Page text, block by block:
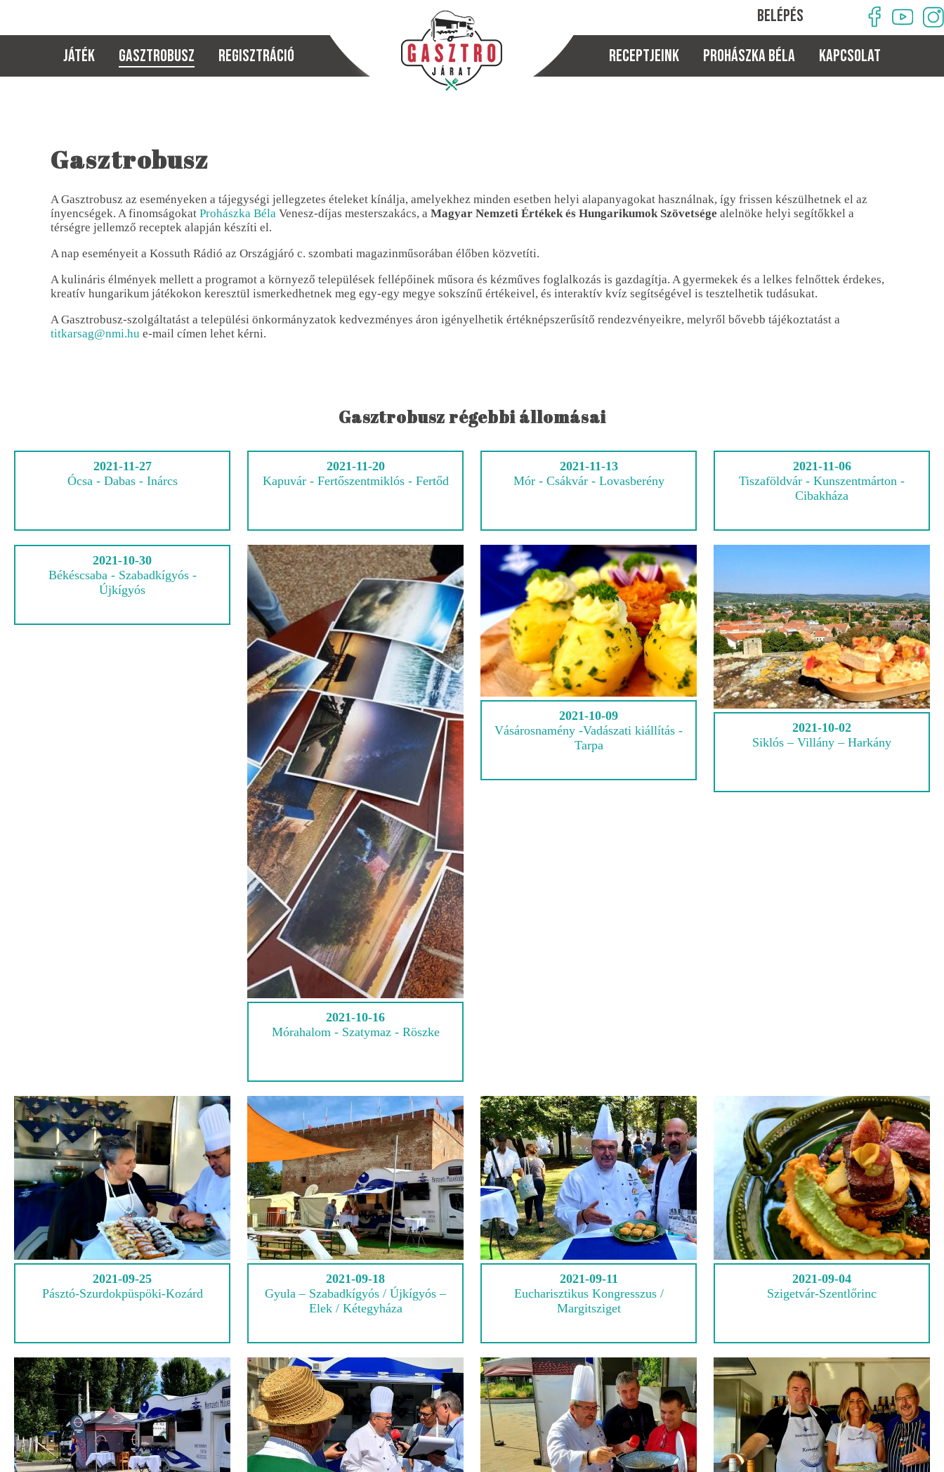
BELÉPÉS
JÁTÉK
GASZTROBUSZ REGISZTRÁCIÓ Receptjeink PROHÁSZKA BÉLA KAPCSOLAT
Gasztrobusz
A Gasztrobusz az eseményeken a tájegységi jellegzetes ételeket kínálja, amelyekhez minden esetben helyi alapanyagokat használnak, így frissen készülhetnek el az
ínyencségek. A finomságokat Prohászka Béla Venesz-díjas mesterszakács, a Magyar Nemzeti Értékek és Hungarikumok Szövetsége alelnöke helyi segítőkkel a
térségre jellemző receptek alapján készíti el.
A nap eseményeit a Kossuth Rádió az Országjáró c. szombati magazinműsorában élőben közvetíti.
A kulináris élmények mellett a programot a környező települések fellépőinek műsora és kézműves foglalkozás is gazdagítja. A gyermekek és a lelkes felnőttek érdekes,
kreatív hungarikum játékokon keresztül ismerkedhetnek meg egy-egy megye sokszínű értékeivel, és interaktív kvíz segítségével is tesztelhetik tudásukat.
A Gasztrobusz-szolgáltatást a települési önkormányzatok kedvezményes áron igényelhetik értéknépszerűsítő rendezvényeikre, melyről bővebb tájékoztatást a
titkarsag@nmi.hu e-mail címen lehet kérni.
Gasztrobusz régebbi állomásai
2021-11-27
Ócsa - Dabas - Inárcs
2021-11-20
Kapuvár - Fertőszentmiklós - Fertőd
2021-11-13
Mór - Csákvár - Lovasberény
2021-11-06
Tiszaföldvár - Kunszentmárton -
Cibakháza
2021-10-30
Békéscsaba - Szabadkígyós -
Újkígyós
2021-10-16
Mórahalom - Szatymaz - Röszke
2021-10-09
Vásárosnamény -Vadászati kiállítás -
Tarpa
2021-10-02
Siklós – Villány – Harkány
2021-09-25
Pásztó-Szurdokpüspöki-Kozárd
2021-09-18
Gyula – Szabadkígyós / Újkígyós –
Elek / Kétegyháza
2021-09-11
Eucharisztikus Kongresszus /
Margitsziget
2021-09-04
Szigetvár-Szentlőrinc